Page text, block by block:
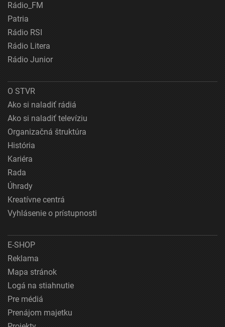
Rádio_FM
Patria
Rádio RSI
Rádio Litera
Rádio Junior
O STVR
Ako si naladiť rádiá
Ako si naladiť televíziu
Organizačná štruktúra
História
Kariéra
Rada
Úhrady
Kreatívne centrá
Vyhlásenie o prístupnosti
E-SHOP
Reklama
Mapa stránok
Logá na stiahnutie
Pre médiá
Prenájom majetku